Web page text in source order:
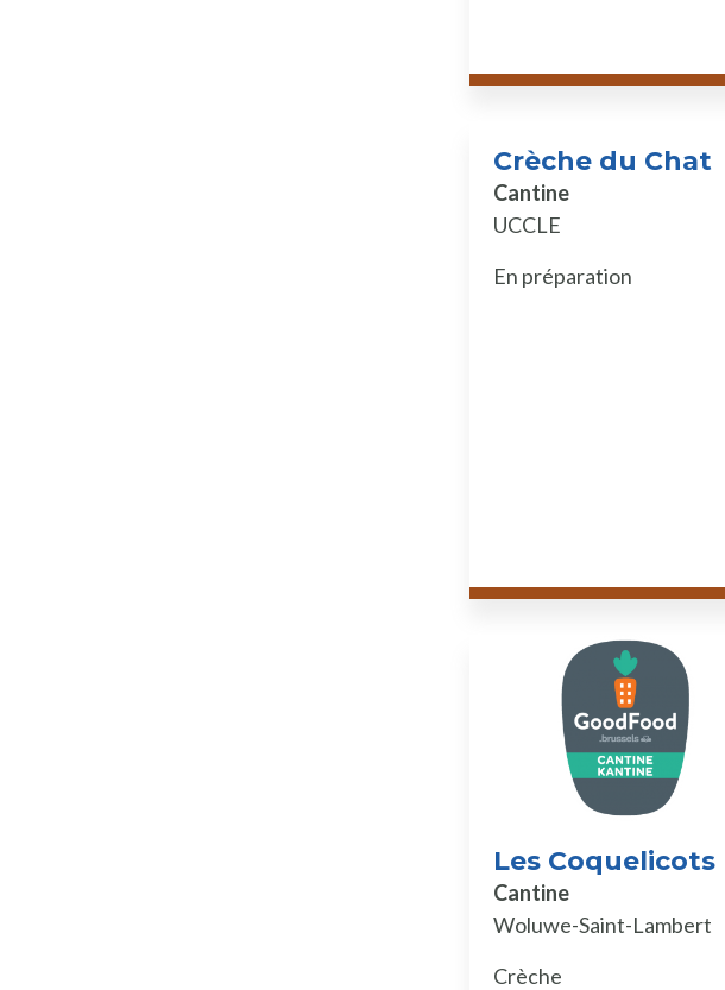
Crèche du Chat
Cantine
UCCLE
En préparation
Les Coquelicots
Cantine
Woluwe-Saint-Lambert
Crèche